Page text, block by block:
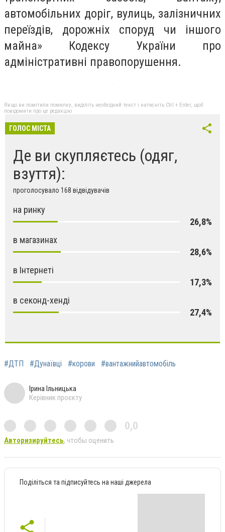
автомобільних доріг, вулиць, залізничних
переїздів, дорожніх споруд чи іншого
майна» Кодексу України про
адміністративні правопорушення.
Якщо ви помітили помилку, виділіть необхідний текст і натисніть Ctrl + Enter, щоб
повідомити про це редакцію
ГОЛОС МІСТА
Де ви скупляєтесь (одяг,
взуття):
проголосувало 168 відвідувачів
на ринку
26,8%
в магазинах
28,6%
в Інтернеті
17,3%
в секонд-хенді
27,4%
#ДТП #Дунаївці #корови #вантажнийавтомобіль
Ірина Ільницька
Керівник проєкту
0,0
Авторизируйтесь, чтобы оценить
Поділіться та підписуйтесь на наші джерела